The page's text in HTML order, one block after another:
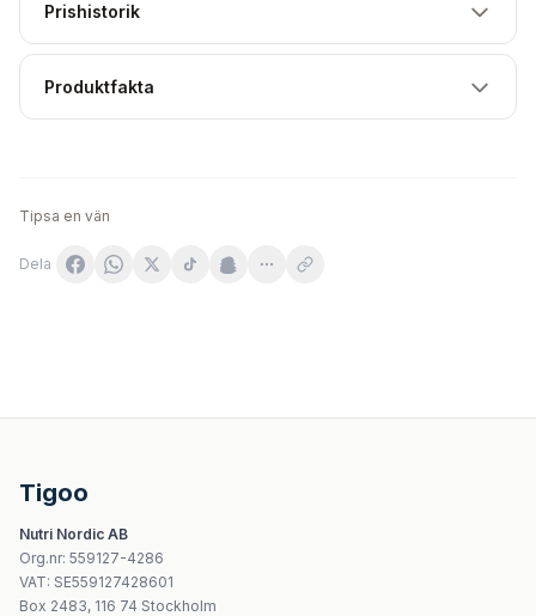
Prishistorik
Produktfakta
Tipsa en vän
Dela
NOW Foods - Chromium Picolinate 200mcg vegetariska
Nature's Way - Alive! Women'S Ultra Multivitamin - 60
Nature's Way Alive! Ultra Multivitamin för kvinnor 50+ -
Nature's Way - Fortify Optima - 60 kapslar
Tigoo
Nutri Nordic AB
Org.nr: 559127-4286
VAT: SE559127428601
Box 2483, 116 74 Stockholm